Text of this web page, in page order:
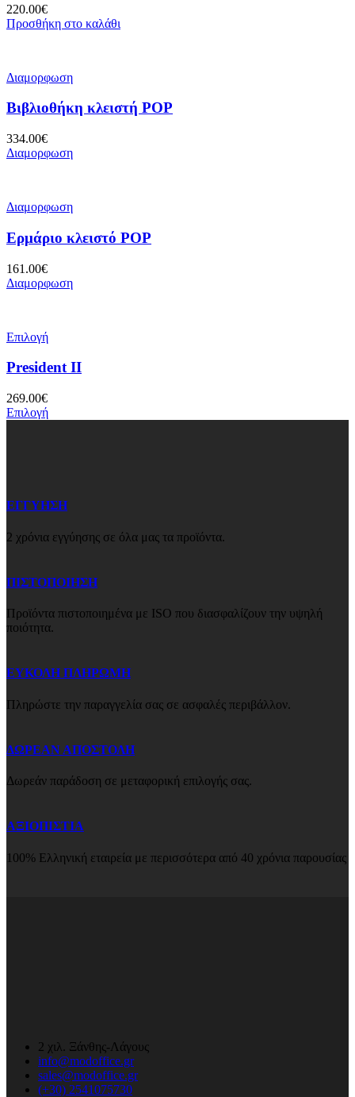
220.00€
Προσθήκη στο καλάθι
Διαμορφωση
Βιβλιοθήκη κλειστή POP
334.00€
Διαμορφωση
Διαμορφωση
Ερμάριο κλειστό POP
161.00€
Διαμορφωση
Επιλογή
President II
269.00€
Επιλογή
ΕΓΓΥΗΣΗ
2 χρόνια εγγύησης σε όλα μας τα προϊόντα.
ΠΙΣΤΟΠΟΙΗΣΗ
Προϊόντα πιστοποιημένα με ISO που διασφαλίζουν την υψηλή
ποιότητα.
ΕΥΚΟΛΗ ΠΛΗΡΩΜΗ
Πληρώστε την παραγγελία σας σε ασφαλές περιβάλλον.
ΔΩΡΕΑΝ ΑΠΟΣΤΟΛΗ
Δωρεάν παράδοση σε μεταφορική επιλογής σας.
ΑΞΙΟΠΙΣΤΙΑ
100% Ελληνική εταιρεία με περισσότερα από 40 χρόνια παρουσίας
2 χιλ. Ξάνθης-Λάγους
info@modoffice.gr
sales@modoffice.gr
(+30) 2541075730